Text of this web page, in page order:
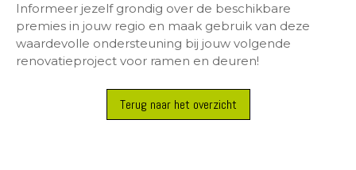
Informeer jezelf grondig over de beschikbare
premies in jouw regio en maak gebruik van deze
waardevolle ondersteuning bij jouw volgende
renovatieproject voor ramen en deuren!
Terug naar het overzicht